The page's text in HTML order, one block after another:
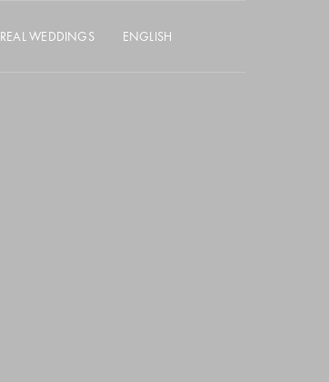
REAL WEDDINGS ENGLISH